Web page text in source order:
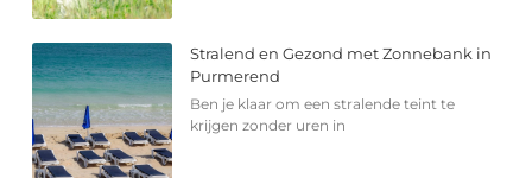
Stralend en Gezond met Zonnebank in
Purmerend
Ben je klaar om een stralende teint te
krijgen zonder uren in